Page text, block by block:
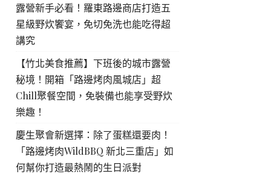
露營新手必看！羅東路邊商店打造五
星級野炊饗宴，免切免洗也能吃得超
講究
【竹北美食推薦】下班後的城市露營
秘境！開箱「路邊烤肉風城店」超
Chill聚餐空間，免裝備也能享受野炊
樂趣！
慶生聚會新選擇：除了蛋糕還要肉！
「路邊烤肉WildBBQ 新北三重店」如
何幫你打造最熱鬧的生日派對